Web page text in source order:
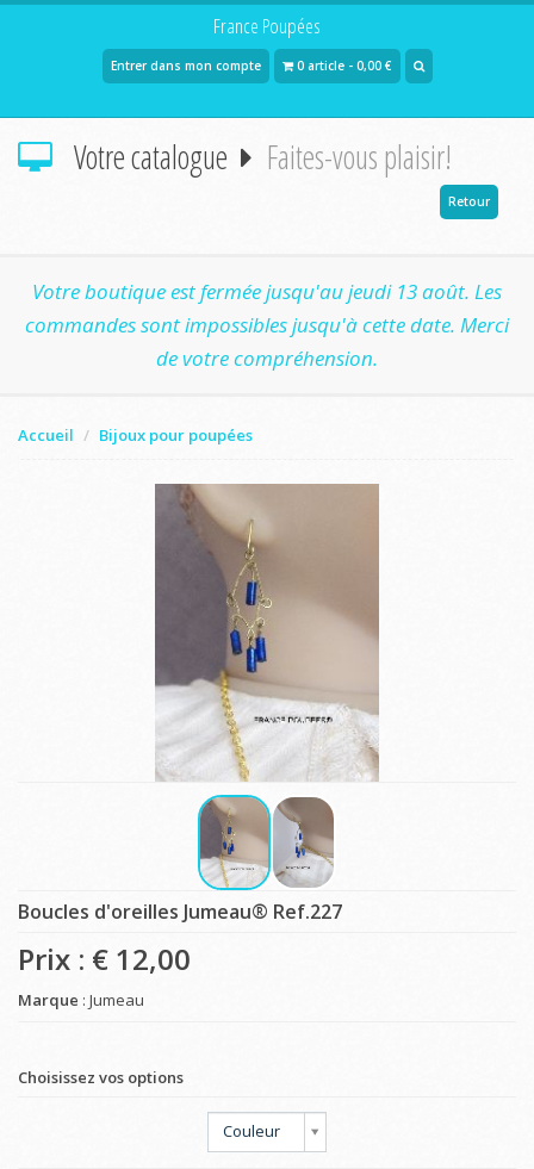
France Poupées
Entrer dans mon compte 0 article - 0,00 €
Votre catalogue Faites-vous plaisir!
Retour
Votre boutique est fermée jusqu'au jeudi 13 août. Les
commandes sont impossibles jusqu'à cette date. Merci
de votre compréhension.
Accueil Bijoux pour poupées
Boucles d'oreilles Jumeau® Ref.227
Prix : € 12,00
Marque : Jumeau
Choisissez vos options
Couleur